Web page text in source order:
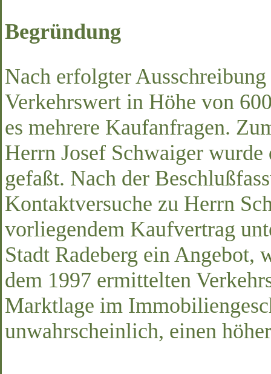
Begründung
Nach erfolgter
Verkehrswert in Höhe von
es mehrere Kaufanfragen.
Herrn Josef Schwaiger
gefaßt. Nach der
Kontaktversuche zu Herrn
vorliegendem Kaufvertrag
Stadt Radeberg ein Angebot,
dem 1997 ermittelten
Marktlage im
unwahrscheinlich, einen